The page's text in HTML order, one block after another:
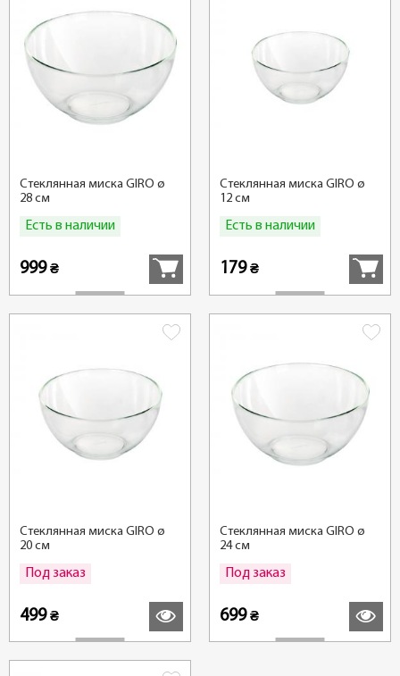
Стеклянная миска GIRO ø
28 см
Есть в наличии
999₴
Стеклянная миска GIRO ø
12 см
Есть в наличии
179₴
Стеклянная миска GIRO ø
20 см
Под заказ
499₴
Стеклянная миска GIRO ø
24 см
Под заказ
699₴